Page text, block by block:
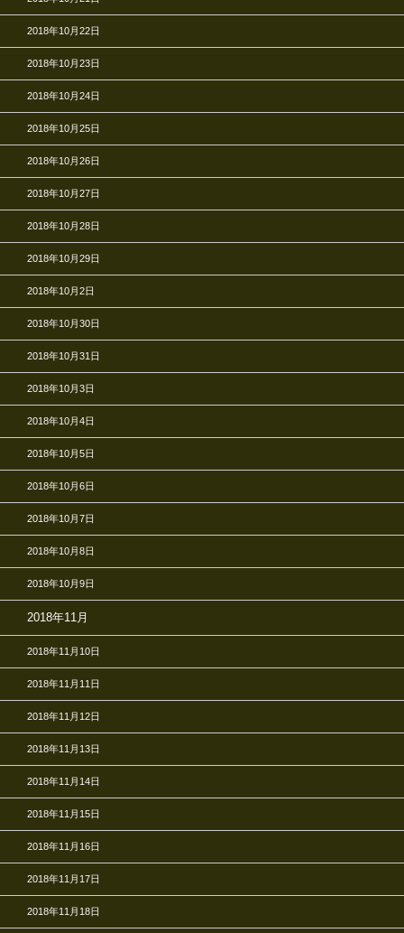
2018年10月22日
2018年10月23日
2018年10月24日
2018年10月25日
2018年10月26日
2018年10月27日
2018年10月28日
2018年10月29日
2018年10月2日
2018年10月30日
2018年10月31日
2018年10月3日
2018年10月4日
2018年10月5日
2018年10月6日
2018年10月7日
2018年10月8日
2018年10月9日
2018年11月
2018年11月10日
2018年11月11日
2018年11月12日
2018年11月13日
2018年11月14日
2018年11月15日
2018年11月16日
2018年11月17日
2018年11月18日